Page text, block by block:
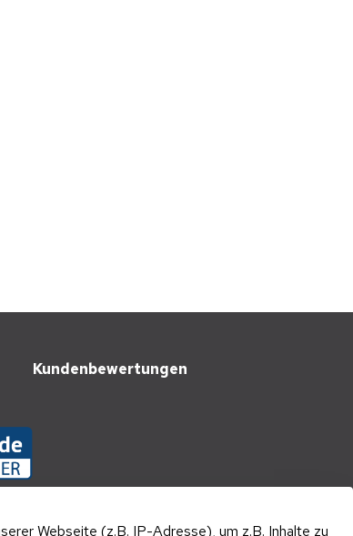
Webseite (z.B. IP-Adresse), um z.B. Inhalte zu
Kundenbewertungen